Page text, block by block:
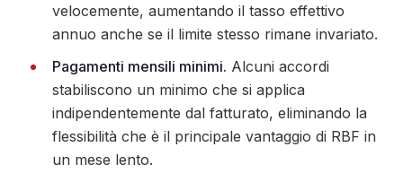
velocemente, aumentando il tasso effettivo
annuo anche se il limite stesso rimane invariato.
Pagamenti mensili minimi. Alcuni accordi
stabiliscono un minimo che si applica
indipendentemente dal fatturato, eliminando la
flessibilità che è il principale vantaggio di RBF in
un mese lento.